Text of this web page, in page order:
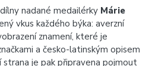
nadané medailérky Márie
vkus každého býka: averzní
znamení, které je
a česko-latinským opisem
strana je pak připravena pojmout